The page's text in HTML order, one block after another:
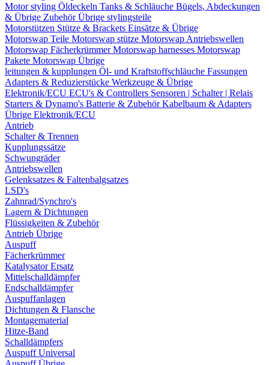
Motor styling Öldeckeln Tanks & Schläuche Bügels, Abdeckungen
& Übrige ZubehörÜbrige stylingsteile
Motorstützen Stütze & Brackets Einsätze & Übrige
Motorswap Teile Motorswap stütze Motorswap Antriebswellen
Motorswap FächerkrümmerMotorswap harnesses Motorswap
Pakete Motorswap Übrige
leitungen & kupplungen Öl- und Kraftstoffschläuche Fassungen
Adapters & Reduzierstücke Werkzeuge & Übrige
Elektronik/ECU ECU's & Controllers Sensoren | Schalter | Relais
Starters & Dynamo's Batterie & ZubehörKabelbaum & Adapters
Übrige Elektronik/ECU
Antrieb
Schalter & Trennen
Kupplungssätze
Schwungräder
Antriebswellen
Gelenksatzes & Faltenbalgsatzes
LSD's
Zahnrad/Synchro's
Lagern & Dichtungen
Flüssigkeiten & Zubehör
Antrieb Übrige
Auspuff
Fächerkrümmer
Katalysator Ersatz
Mittelschalldämpfer
Endschalldämpfer
Auspuffanlagen
Dichtungen & Flansche
Montagematerial
Hitze-Band
Schalldämpfers
Auspuff Universal